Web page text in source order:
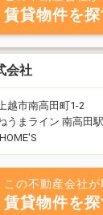
などの分譲や、建
介と管理業務の鋭
離婚等による財産
タッフがおります
ります。新潟県下
フォローアップを
わせを、両手をあ
さい。
賃貸物件を
会社
越市南高田町1-2
うまライン 南高田駅
この不動産会社が
賃貸物件を